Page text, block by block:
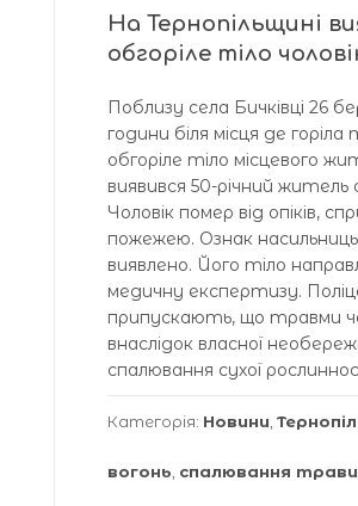
На Тернопільщині
обгоріле тіло
Поблизу села Бичківці 26
години біля місця де
обгоріле тіло місцевого
виявився 50-річний житель
Чоловік помер від опіків,
пожежею. Ознак
виявлено. Його тіло
медичну експертизу.
припускають, що травми
внаслідок власної
спалювання сухої
Категорія: Новини
вогонь спалювання трави